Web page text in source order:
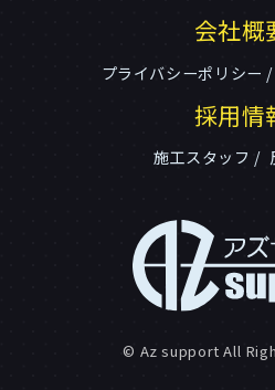
会社概
プライバシーポリシー
採用情
施工スタッフ
© Az support All